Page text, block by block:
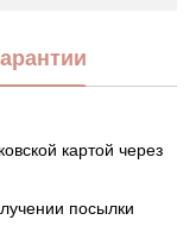
картой через
посылки